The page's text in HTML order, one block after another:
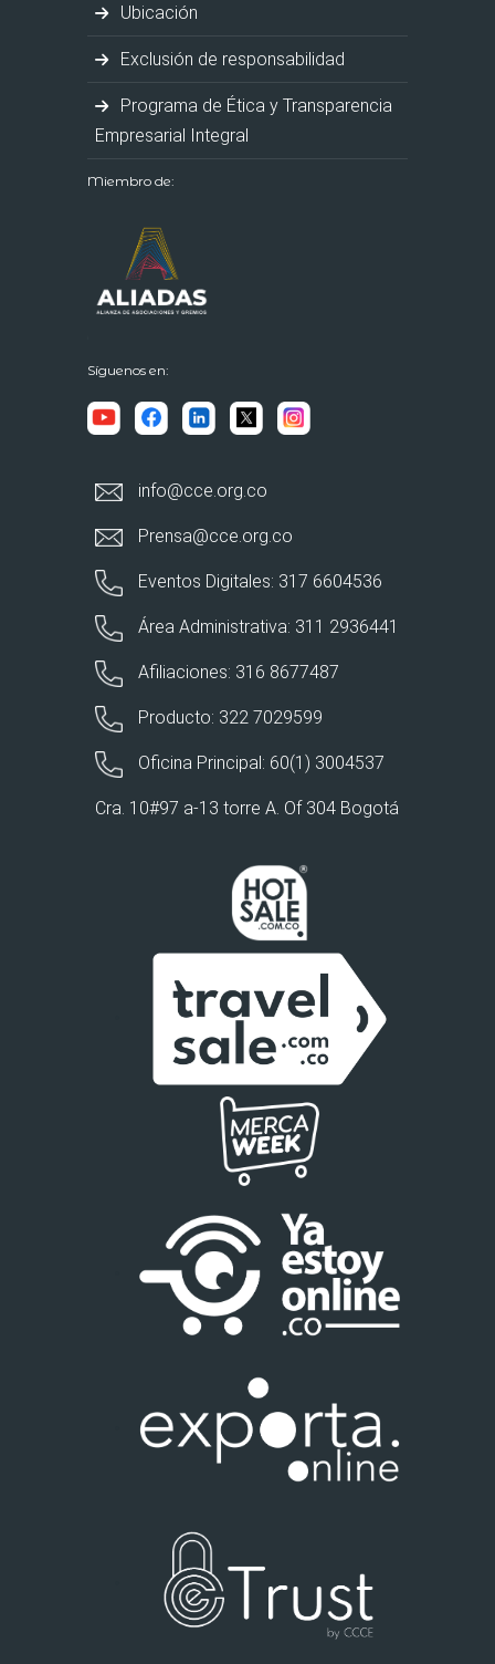
Ubicación
Exclusión de responsabilidad
Programa de Ética y Transparencia
Empresarial Integral
Miembro de:
Síguenos en:
info@cce.org.co
Prensa@cce.org.co
Eventos Digitales: 317 6604536
Área Administrativa: 311 2936441
Afiliaciones: 316 8677487
Producto: 322 7029599
Oficina Principal: 60(1) 3004537
Cra. 10#97 a-13 torre A. Of 304 Bogotá